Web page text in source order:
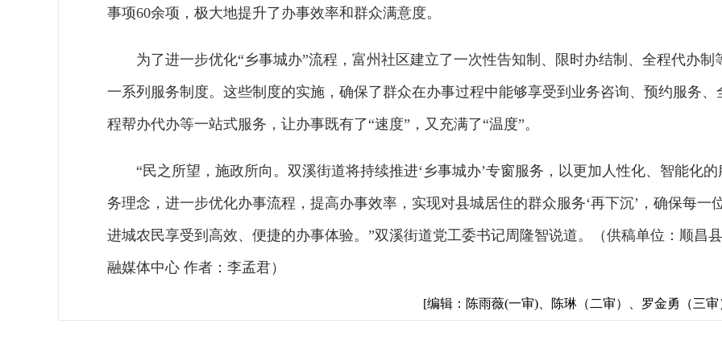
事项60余项，极大地提升了办事效率和群众满意度。
为了进一步优化“乡事城办”流程，富州社区建立了一次性告知制、限时办结制、全程代办制
一系列服务制度。这些制度的实施，确保了群众在办事过程中能够享受到业务咨询、预约服务、
程帮办代办等一站式服务，让办事既有了“速度”，又充满了“温度”。
“民之所望，施政所向。双溪街道将持续推进‘乡事城办’专窗服务，以更加人性化、智能化的
务理念，进一步优化办事流程，提高办事效率，实现对县城居住的群众服务‘再下沉’，确保每一
进城农民享受到高效、便捷的办事体验。”双溪街道党工委书记周隆智说道。（供稿单位：顺昌县
融媒体中心 作者：李孟君）
[编辑：陈雨薇(一审)、陈琳（二审）、罗金勇（三审